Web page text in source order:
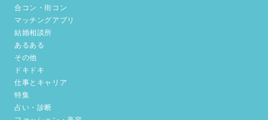
合コン・街コン
マッチングアプリ
結婚相談所
あるある
その他
ドキドキ
仕事とキャリア
特集
占い・診断